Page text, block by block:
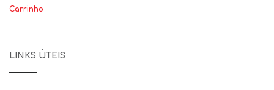
Carrinho
LINKS ÚTEIS